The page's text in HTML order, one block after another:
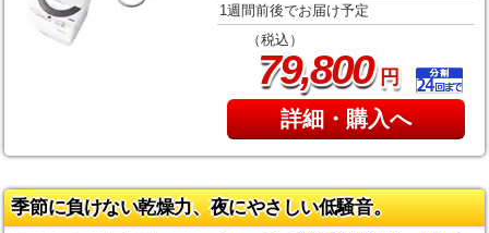
1週間前後でお届け予定
（税込）
79,800円
詳細・購入へ
季節に負けない乾燥力、夜にやさしい低騒音。